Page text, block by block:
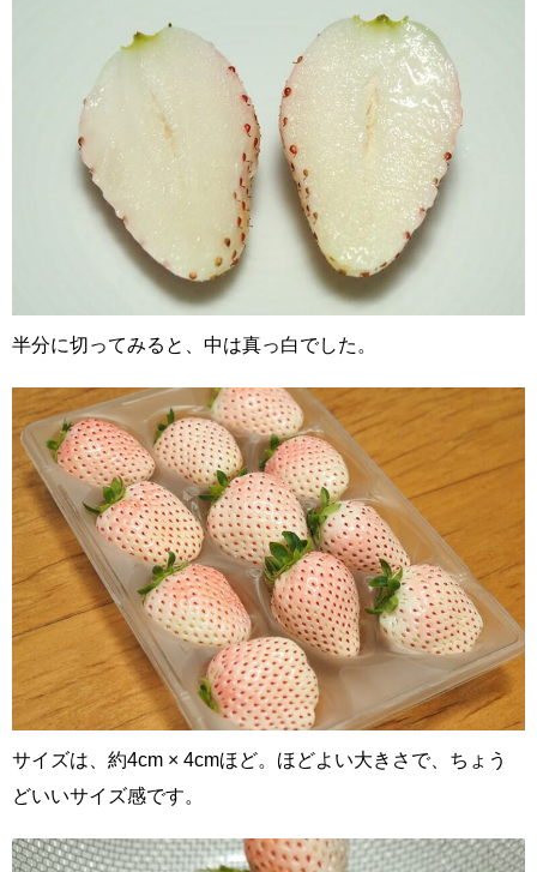
半分に切ってみると、中は真っ白でした。
サイズは、約4cm × 4cmほど。ほどよい大きさで、ちょう
どいいサイズ感です。